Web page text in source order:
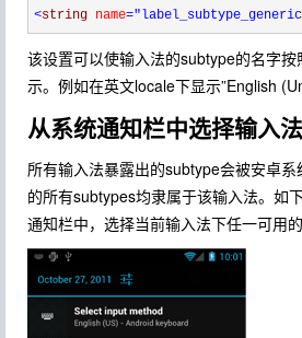
<string name
该设置可以使输入法的subtype的名字
示。例如在英文locale下显示”English
从系统通知栏中选择输入
所有输入法暴露出的subtype会被安卓
的所有subtypes均隶属于该输入法。如
通知栏中，选择当前输入法下任一可用的